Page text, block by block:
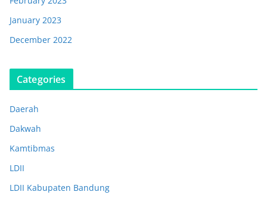
January 2023
December 2022
Categories
Daerah
Dakwah
Kamtibmas
LDII
LDII Kabupaten Bandung